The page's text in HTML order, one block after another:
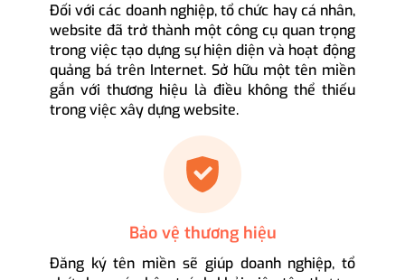
Đối với các doanh nghiệp, tổ chức hay cá nhân,
website đã trở thành một công cụ quan trọng
trong việc tạo dựng sự hiện diện và hoạt động
quảng bá trên Internet. Sở hữu một tên miền
gắn với thương hiệu là điều không thể thiếu
trong việc xây dựng website.
Bảo vệ thương hiệu
Đăng ký tên miền sẽ giúp doanh nghiệp, tổ